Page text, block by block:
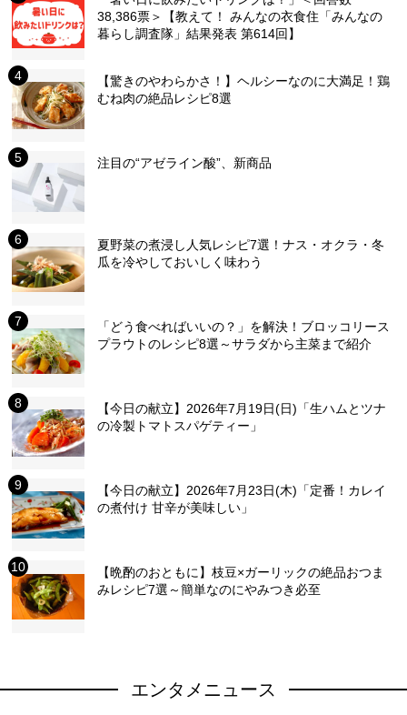
38,386票＞【教えて！ みんなの衣食住「みんなの
暮らし調査隊」結果発表 第614回】
【驚きのやわらかさ！】ヘルシーなのに大満足！鶏
むね肉の絶品レシピ8選
注目の“アゼライン酸”、新商品
夏野菜の煮浸し人気レシピ7選！ナス・オクラ・冬
瓜を冷やしておいしく味わう
「どう食べればいいの？」を解決！ブロッコリース
プラウトのレシピ8選～サラダから主菜まで紹介
【今日の献立】2026年7月19日(日)「生ハムとツナ
の冷製トマトスパゲティー」
【今日の献立】2026年7月23日(木)「定番！カレイ
の煮付け 甘辛が美味しい」
【晩酌のおともに】枝豆×ガーリックの絶品おつま
みレシピ7選～簡単なのにやみつき必至
エンタメニュース